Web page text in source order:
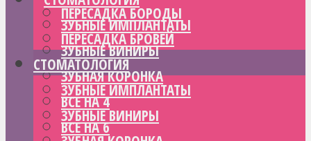
ЗУБНЫЕ ИМПЛАНТАТЫ
ЗУБНЫЕ ВИНИРЫ
ЗУБНАЯ КОРОНКА
ВСЕ НА 4
ВСЕ НА 6
ПЕРЕСАДКА БОРОДЫ
ПЕРЕСАДКА БРОВЕЙ
СТОМАТОЛОГИЯ
ЗУБНЫЕ ИМПЛАНТАТЫ
ЗУБНЫЕ ВИНИРЫ